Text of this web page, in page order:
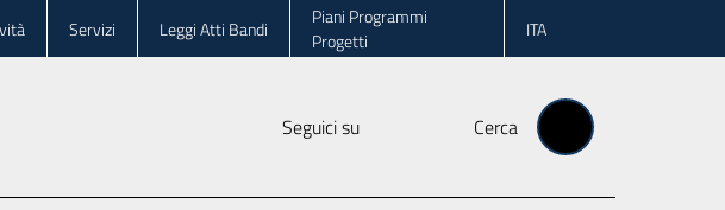
Servizi Leggi Atti Bandi
Piani Programmi
Progetti
ITA
Seguici su Cerca